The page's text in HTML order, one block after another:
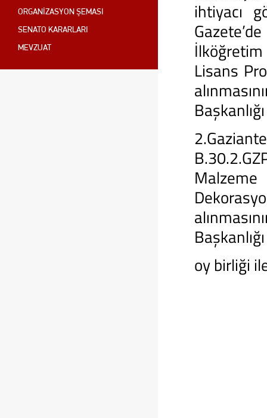
ORGANİZASYON ŞEMASI
SENATO KARARLARI
MEVZUAT
ihtiyacı
İlköğretim
Lisans
oy birliği